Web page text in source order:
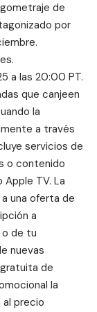
de
por
a las 20:00 PT.
que canjeen
la
a través
servicios de
o contenido
Apple TV. La
una oferta de
a
de tu
nuevas
de
la
precio